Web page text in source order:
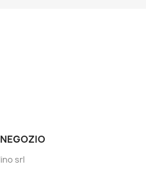
srl